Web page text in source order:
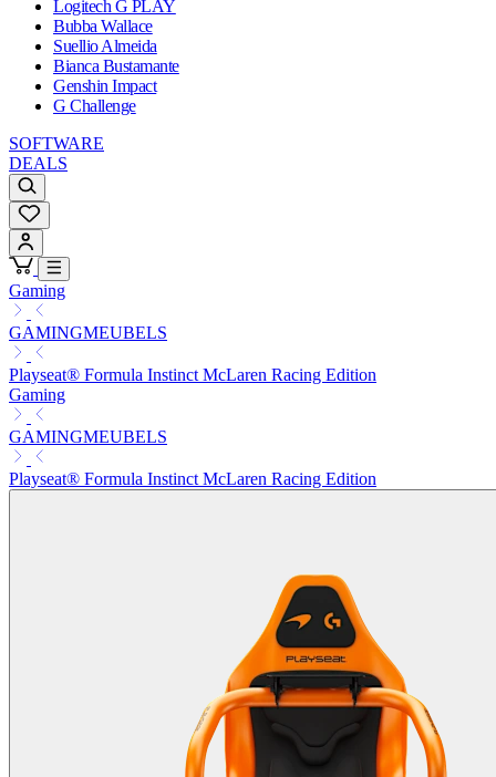
Logitech G PLAY
Bubba Wallace
Suellio Almeida
Bianca Bustamante
Genshin Impact
G Challenge
SOFTWARE
DEALS
Gaming
GAMINGMEUBELS
Playseat® Formula Instinct McLaren Racing Edition
Gaming
GAMINGMEUBELS
Playseat® Formula Instinct McLaren Racing Edition